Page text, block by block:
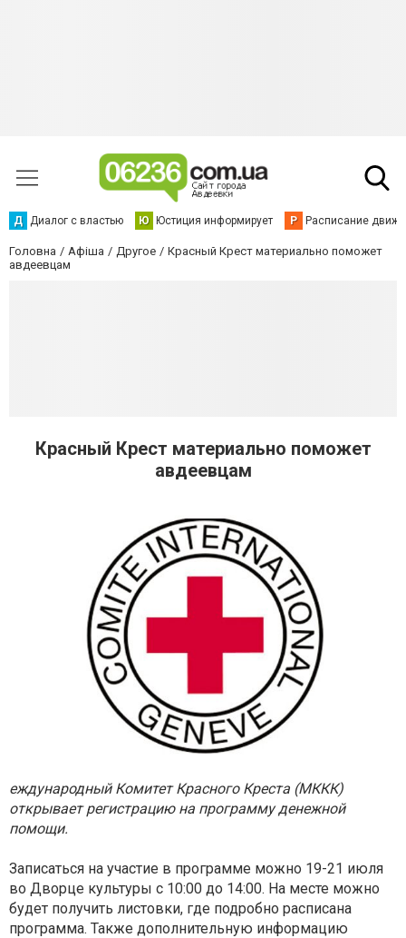
Д Диалог с властью Ю Юстиция информирует Р Расписание
Головна Афіша Другое
Красный Крест материально поможет
авдеевцам
Красный Крест материально поможет
авдеевцам
еждународный Комитет Красного Креста (МККК)
открывает регистрацию на программу денежной
помощи.
Записаться на участие в программе можно 19-21 июля
во Дворце культуры с 10:00 до 14:00. На месте можно
будет получить листовки, где подробно расписана
программа. Также дополнительную информацию